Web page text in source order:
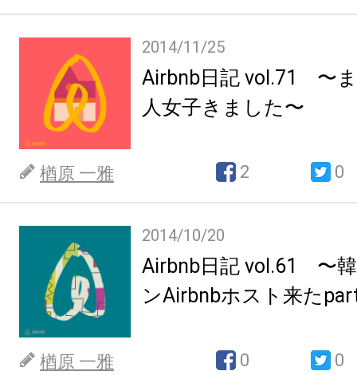
2014/11/25
Airbnb日記 vol.71 〜
人女子きました〜
楢原 一雅 2 0
2014/10/20
Airbnb日記 vol.61 〜
ンAirbnbホスト来た
楢原 一雅 0 0